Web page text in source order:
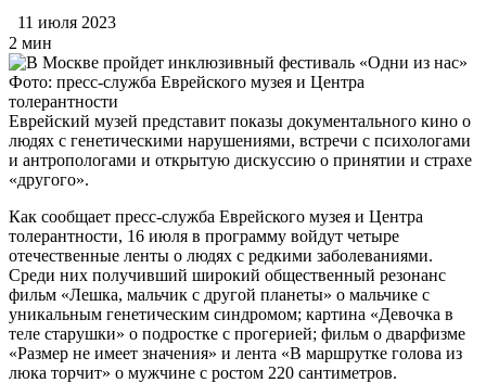
11 июля 2023
2 мин
Фото: пресс-служба Еврейского музея и Центра
толерантности
Еврейский музей представит показы документального кино о
людях с генетическими нарушениями, встречи с психологами
и антропологами и открытую дискуссию о принятии и страхе
«другого».
Как сообщает пресс-служба Еврейского музея и Центра
толерантности, 16 июля в программу войдут четыре
отечественные ленты о людях с редкими заболеваниями.
Среди них получивший широкий общественный резонанс
фильм «Лешка, мальчик с другой планеты» о мальчике с
уникальным генетическим синдромом; картина «Девочка в
теле старушки» о подростке с прогерией; фильм о дварфизме
«Размер не имеет значения» и лента «В маршрутке голова из
люка торчит» о мужчине с ростом 220 сантиметров.